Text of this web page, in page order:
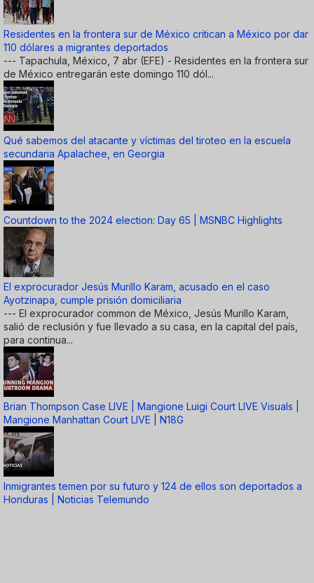
Residentes en la frontera sur de México critican a México por dar
110 dólares a migrantes deportados
--- Tapachula, México, 7 abr (EFE) - Residentes en la frontera sur
de México entregarán este domingo 110 dól...
Qué sabemos del atacante y víctimas del tiroteo en la escuela
secundaria Apalachee, en Georgia
Countdown to the 2024 election: Day 65 | MSNBC Highlights
El exprocurador Jesús Murillo Karam, acusado en el caso
Ayotzinapa, cumple prisión domiciliaria
--- El exprocurador common de México, Jesús Murillo Karam,
salió de reclusión y fue llevado a su casa, en la capital del país,
para continua...
Brian Thompson Case LIVE | Mangione Luigi Court LIVE Visuals |
Mangione Manhattan Court LIVE | N18G
Inmigrantes temen por su futuro y 124 de ellos son deportados a
Honduras | Noticias Telemundo